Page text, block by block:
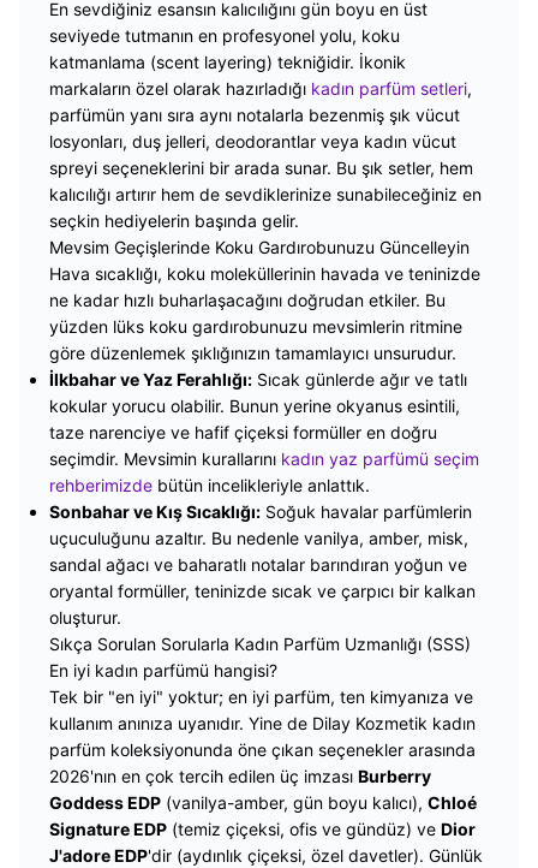
En sevdiğiniz esansın kalıcılığını gün boyu en üst
seviyede tutmanın en profesyonel yolu, koku
katmanlama (scent layering) tekniğidir. İkonik
markaların özel olarak hazırladığı kadın parfüm setleri,
parfümün yanı sıra aynı notalarla bezenmiş şık vücut
losyonları, duş jelleri, deodorantlar veya kadın vücut
spreyi seçeneklerini bir arada sunar. Bu şık setler, hem
kalıcılığı artırır hem de sevdiklerinize sunabileceğiniz en
seçkin hediyelerin başında gelir.
Mevsim Geçişlerinde Koku Gardırobunuzu Güncelleyin
Hava sıcaklığı, koku moleküllerinin havada ve teninizde
ne kadar hızlı buharlaşacağını doğrudan etkiler. Bu
yüzden lüks koku gardırobunuzu mevsimlerin ritmine
göre düzenlemek şıklığınızın tamamlayıcı unsurudur.
İlkbahar ve Yaz Ferahlığı: Sıcak günlerde ağır ve tatlı
kokular yorucu olabilir. Bunun yerine okyanus esintili,
taze narenciye ve hafif çiçeksi formüller en doğru
seçimdir. Mevsimin kurallarını kadın yaz parfümü seçim
rehberimizde bütün incelikleriyle anlattık.
Sonbahar ve Kış Sıcaklığı: Soğuk havalar parfümlerin
uçuculuğunu azaltır. Bu nedenle vanilya, amber, misk,
sandal ağacı ve baharatlı notalar barındıran yoğun ve
oryantal formüller, teninizde sıcak ve çarpıcı bir kalkan
oluşturur.
Sıkça Sorulan Sorularla Kadın Parfüm Uzmanlığı (SSS)
En iyi kadın parfümü hangisi?
Tek bir "en iyi" yoktur; en iyi parfüm, ten kimyanıza ve
kullanım anınıza uyanıdır. Yine de Dilay Kozmetik kadın
parfüm koleksiyonunda öne çıkan seçenekler arasında
2026'nın en çok tercih edilen üç imzası Burberry
Goddess EDP (vanilya-amber, gün boyu kalıcı), Chloé
Signature EDP (temiz çiçeksi, ofis ve gündüz) ve Dior
J'adore EDP'dir (aydınlık çiçeksi, özel davetler). Günlük